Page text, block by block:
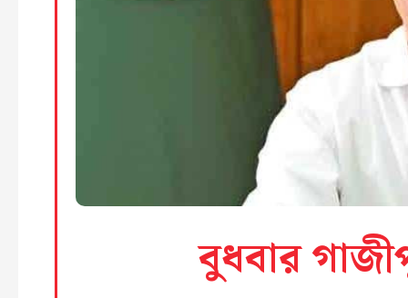
বুধবার